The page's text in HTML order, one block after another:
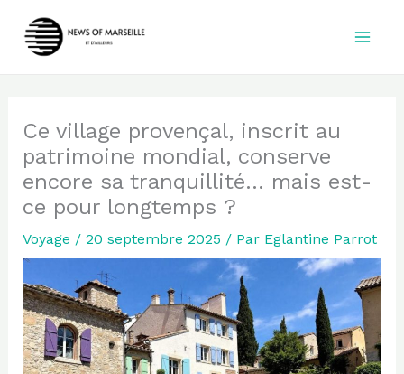
Ce village provençal, inscrit au
patrimoine mondial, conserve
encore sa tranquillité… mais est-
ce pour longtemps ?
Voyage / 20 septembre 2025 / Par Eglantine Parrot